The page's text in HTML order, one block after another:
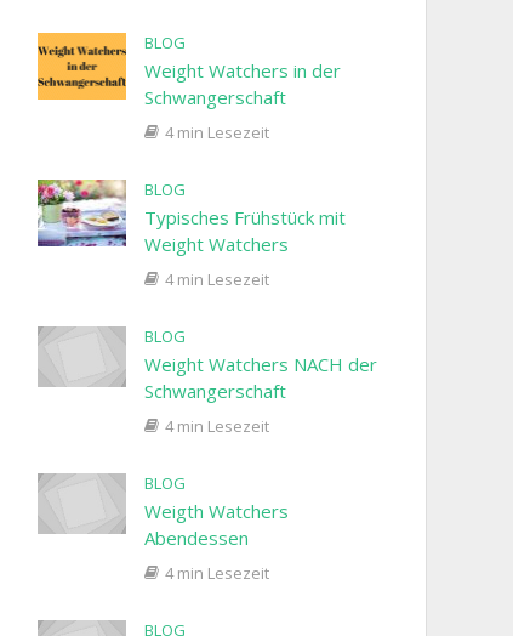
BLOG
Weight Watchers in der
Schwangerschaft
4 min Lesezeit
BLOG
Typisches Frühstück mit
Weight Watchers
4 min Lesezeit
BLOG
Weight Watchers NACH der
Schwangerschaft
4 min Lesezeit
BLOG
Weigth Watchers
Abendessen
4 min Lesezeit
BLOG